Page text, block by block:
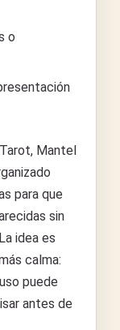
o
Mantel
para que
sin
idea es
calma:
puede
antes de